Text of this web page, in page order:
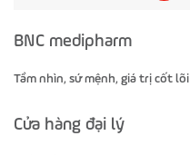
BNC medipharm
Tầm nhìn, sứ mệnh, giá trị cốt lõi
Cửa hàng đại lý